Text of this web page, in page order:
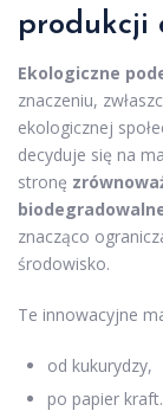
produkcji
Ekologiczne
znaczeniu,
ekologicznej
decyduje się na
stronę
znacząco
środowisko.
Te innowacyjne
od kukurydzy,
po papier kraft.